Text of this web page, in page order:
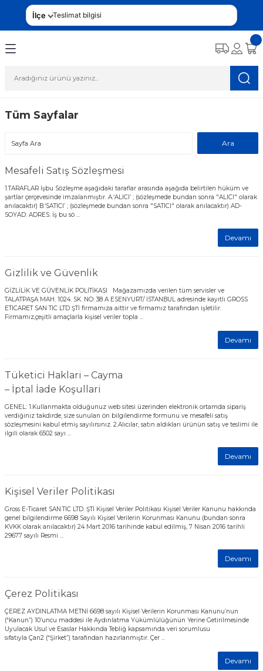
İlçe Teslimat bilgisi
Tüm Sayfalar
Mesafeli Satış Sözleşmesi
1.TARAFLAR İşbu Sözleşme aşağıdaki taraflar arasında aşağıda belirtilen hüküm ve
şartlar çerçevesinde imzalanmıştır. A.‘ALICI’ ; (sözleşmede bundan sonra "ALICI" olarak
anılacaktır) B.‘SATICI’ ; (sözleşmede bundan sonra "SATICI" olarak anılacaktır) AD-
SOYAD: ADRES: İş bu sö ...
Devamı
Gizlilik ve Güvenlik
GİZLİLİK VE GÜVENLİK POLİTİKASI Mağazamızda verilen tüm servisler ve
TALATPAŞA MAH. 1024. SK. NO: 38 A ESENYURT/ İSTANBUL adresinde kayıtlı GROSS
ETİCARET SAN TİC LTD ŞTİ firmamıza aittir ve firmamız tarafından işletilir.
Firmamız,çeşitli amaçlarla kişisel veriler topla ...
Devamı
Tüketici Haklari – Cayma
– İptal İade Koşullari
GENEL: 1.Kullanmakta olduğunuz web sitesi üzerinden elektronik ortamda sipariş
verdiğiniz takdirde, size sunulan ön bilgilendirme formunu ve mesafeli satış
sözleşmesini kabul etmiş sayılırsınız. 2.Alıcılar, satın aldıkları ürünün satış ve teslimi ile
ilgili olarak 6502 sayı ...
Devamı
Kişisel Veriler Politikası
Gross E-Ticaret SAN.TİC LTD. ŞTİ Kişisel Veriler Politikası Kişisel Veriler Kanunu hakkında
genel bilgilendirme 6698 Sayılı Kişisel Verilerin Korunması Kanunu (bundan sonra
KVKK olarak anılacaktır) 24 Mart 2016 tarihinde kabul edilmiş, 7 Nisan 2016 tarihli
29677 sayılı Resmi ...
Devamı
Çerez Politikası
ÇEREZ AYDINLATMA METNİ 6698 sayılı Kişisel Verilerin Korunması Kanunu’nun
(“Kanun”) 10’uncu maddesi ile Aydınlatma Yükümlülüğünün Yerine Getirilmesinde
Uyulacak Usul ve Esaslar Hakkında Tebliğ kapsamında veri sorumlusu
sıfatıyla Çan2 (“Şirket”) tarafından hazırlanmıştır. Çer ...
Devamı